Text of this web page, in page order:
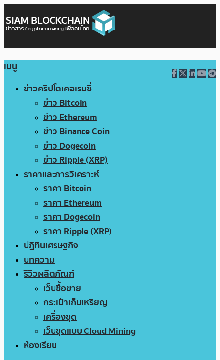
เมนู
ข่าวคริปโตเคอเรนซี่
ข่าว Bitcoin
ข่าว Ethereum
ข่าว Binance Coin
ข่าว Dogecoin
ข่าว Ripple (XRP)
ราคาและการวิเคราะห์
ราคา Bitcoin
ราคา Ethereum
ราคา Dogecoin
ราคา Ripple (XRP)
ปฏิทินเศรษฐกิจ
บทความ
รีวิวผลิตภัณฑ์
เว็บซื้อขาย
กระเป๋าเก็บเหรียญ
เครื่องขุด
เว็บขุดแบบ Cloud Mining
ห้องเรียน